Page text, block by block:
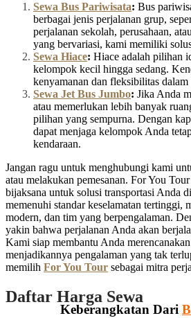
Sewa Bus Pariwisata: Bus
berbagai jenis perjalanan grup,
perjalanan sekolah, perusahaan,
yang bervariasi, kami memiliki
Sewa Hiace: Hiace adalah pilihan
kelompok kecil hingga sedang.
kenyamanan dan fleksibilitas
Sewa Jet Bus Jumbo: Jika Anda
atau memerlukan lebih banyak
pilihan yang sempurna. Dengan
dapat menjaga kelompok Anda
kendaraan.
Jangan ragu untuk menghubungi kami
atau melakukan pemesanan. For You
bijaksana untuk solusi transportasi Anda
memenuhi standar keselamatan tertinggi,
modern, dan tim yang berpengalaman.
yakin bahwa perjalanan Anda akan
Kami siap membantu Anda
menjadikannya pengalaman yang tak
memilih For You Tour sebagai mitra
Daftar Harga Sewa
Keberangkatan Dari